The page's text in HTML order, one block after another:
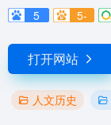
5
5-
打开网站
人文历史